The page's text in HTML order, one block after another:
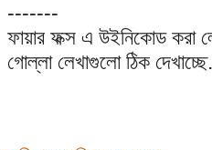
-------
ফায়ার ফক্স এ উইনিকোড করা
গোল্লা লেখাগুলো ঠিক